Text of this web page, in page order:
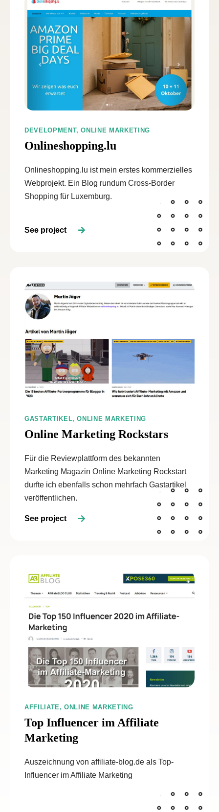
DEVELOPMENT, ONLINE MARKETING
Onlineshopping.lu
Onlineshopping.lu ist mein erstes kommerzielles
Webprojekt. Ein Blog rundum Cross-Border
Shopping für Luxemburg.
See project
GASTARTIKEL, ONLINE MARKETING
Online Marketing Rockstars
Für die Reviewplattform des bekannten
Marketing Magazin Online Marketing Rockstart
durfte ich ebenfalls schon mehrfach Gastartikel
veröffentlichen.
See project
AFFILIATE, ONLINE MARKETING
Top Influencer im Affiliate
Marketing
Auszeichnung von affiliate-blog.de als Top-
Influencer im Affiliate Marketing